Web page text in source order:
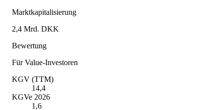
Marktkapitalisierung
2,4 Mrd. DKK
Bewertung
Für Value-Investoren
KGV (TTM)
14,4
KGVe 2026
1,6